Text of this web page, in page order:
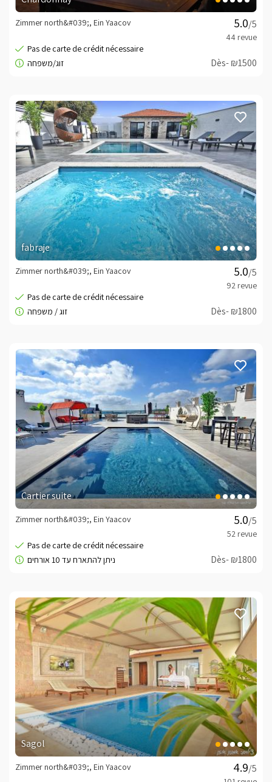
Commandes téléphoniques uniquement
minisite_owner_text
/5
Zimmer north&#039;, Ein Yaacov
Dès- ₪1500
fabraje
/5
Zimmer north&#039;, Ein Yaacov
Dès- ₪1800
Cartier suite
/5
Zimmer north&#039;, Ein Yaacov
Dès- ₪1800
Sagol
/5
Zimmer north&#039;, Ein Yaacov